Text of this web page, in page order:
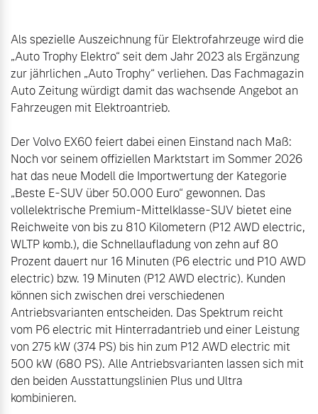
Fahrzeug konfigurieren
Sofort verfügbare Fahrzeuge
Volvo Selekt
Gebrauchtwagen
Die Neuwagenalternative
Mehr erfahren
Editionsmodelle
Jetzt kennenlernen
Mehr erfahren
Vielzahl von Original
Volvo Winter- und
Sommer Kompletträder.
Bitte sprechen Sie uns
direkt an.
Frühjahrscheck
Entdecken Sie unsere
saisonalen Angebote.
Mehr erfahren
Finanzierung & Leasing
Versicherung
Als spezielle Auszeichnung für Elektrofahrzeuge wird die
„Auto Trophy Elektro“ seit dem Jahr 2023 als Ergänzung
zur jährlichen „Auto Trophy“ verliehen. Das Fachmagazin
Auto Zeitung würdigt damit das wachsende Angebot an
Fahrzeugen mit Elektroantrieb.
Der Volvo EX60 feiert dabei einen Einstand nach Maß:
Noch vor seinem offiziellen Marktstart im Sommer 2026
hat das neue Modell die Importwertung der Kategorie
„Beste E-SUV über 50.000 Euro“ gewonnen. Das
vollelektrische Premium-Mittelklasse-SUV bietet eine
Reichweite von bis zu 810 Kilometern (P12 AWD electric,
WLTP komb.), die Schnellaufladung von zehn auf 80
Prozent dauert nur 16 Minuten (P6 electric und P10 AWD
electric) bzw. 19 Minuten (P12 AWD electric). Kunden
können sich zwischen drei verschiedenen
Antriebsvarianten entscheiden. Das Spektrum reicht
vom P6 electric mit Hinterradantrieb und einer Leistung
von 275 kW (374 PS) bis hin zum P12 AWD electric mit
500 kW (680 PS). Alle Antriebsvarianten lassen sich mit
den beiden Ausstattungslinien Plus und Ultra
kombinieren.